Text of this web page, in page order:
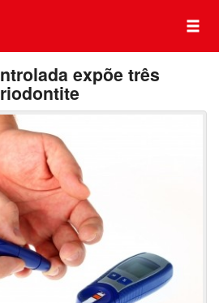
expõe três